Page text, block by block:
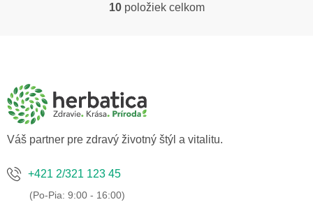
O
p
r
10položiek celkom
Váš partner pre zdravý životný štýl a vitalitu.
+421 2/321 123 45